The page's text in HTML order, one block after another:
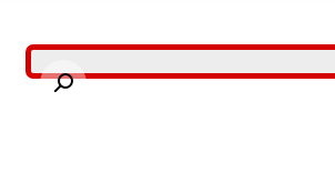
تكبير الصورة